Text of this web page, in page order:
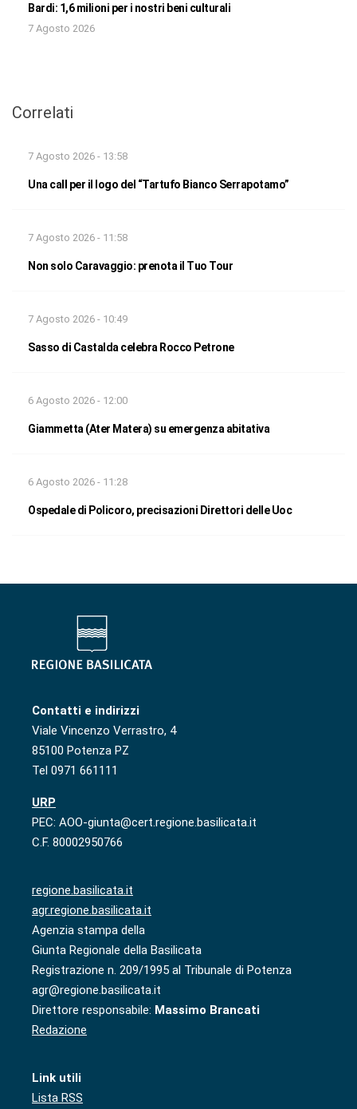
Bardi: 1,6 milioni per i nostri beni culturali
7 Agosto 2026
Correlati
7 Agosto 2026 - 13:58
Una call per il logo del “Tartufo Bianco Serrapotamo”
7 Agosto 2026 - 11:58
Non solo Caravaggio: prenota il Tuo Tour
7 Agosto 2026 - 10:49
Sasso di Castalda celebra Rocco Petrone
6 Agosto 2026 - 12:00
Giammetta (Ater Matera) su emergenza abitativa
6 Agosto 2026 - 11:28
Ospedale di Policoro, precisazioni Direttori delle Uoc
Contatti e indirizzi
Viale Vincenzo Verrastro, 4
85100 Potenza PZ
Tel 0971 661111
URP
PEC: AOO-giunta@cert.regione.basilicata.it
C.F. 80002950766
regione.basilicata.it
agr.regione.basilicata.it
Agenzia stampa della
Giunta Regionale della Basilicata
Registrazione n. 209/1995 al Tribunale di Potenza
agr@regione.basilicata.it
Direttore responsabile: Massimo Brancati
Redazione
Link utili
Lista RSS